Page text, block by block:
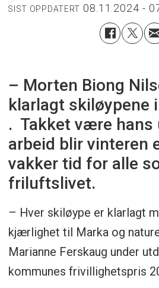
SIST OPPDATERT 08.11.2024 -
– Morten Biong
klarlagt skiløypene
. Takket være hans
arbeid blir vinteren
vakker tid for alle
friluftslivet.
– Hver skiløype er klarlagt
kjærlighet til Marka og
Marianne Ferskaug under
kommunes frivillighetspris